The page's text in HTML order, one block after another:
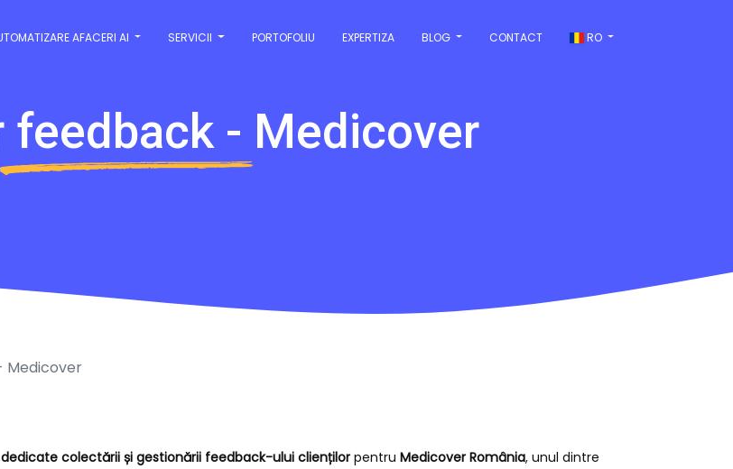
AFACERI AI SERVICII PORTOFOLIU EXPERTIZA BLOG CONTACT RO
feedback - Medicover
Medicover
colectării și gestionării feedback-ului clienților pentru Medicover România, unul dintre